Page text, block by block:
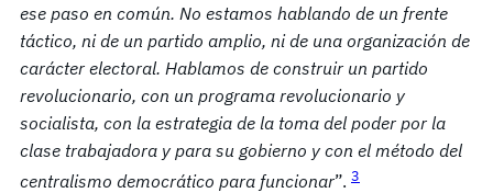
ese paso en común. No estamos hablando de un frente
táctico, ni de un partido amplio, ni de una organización de
carácter electoral. Hablamos de construir un partido
revolucionario, con un programa revolucionario y
socialista, con la estrategia de la toma del poder por la
clase trabajadora y para su gobierno y con el método del
centralismo democrático para funcionar”. 3